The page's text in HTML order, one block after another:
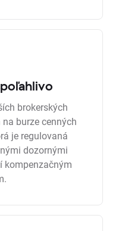
brokerských
burze cenných
je regulovaná
dozornými
kompenzačným